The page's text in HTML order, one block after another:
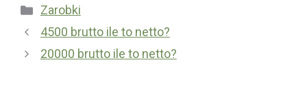
Kategorie
Zarobki
4500 brutto ile to netto?
20000 brutto ile to netto?